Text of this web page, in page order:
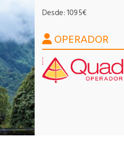
Desde: 1095€
OPERADOR